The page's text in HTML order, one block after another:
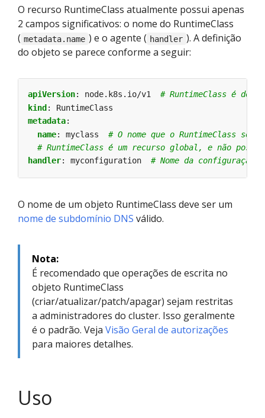
O recurso RuntimeClass atualmente possui apenas
2 campos significativos: o nome do RuntimeClass
( metadata.name ) e o agente ( handler ). A definição
do objeto se parece conforme a seguir:
apiVersion: node.k8s.io/v1
# RuntimeClass é
kind :
RuntimeClass
metadata:
name: myclass
# O nome que o RuntimeClass será
# RuntimeClass é um recurso global, e não possui
handler: myconfiguration # Nome da configuração
O nome de um objeto RuntimeClass deve ser um
nome de subdomínio DNS válido.
Nota:
É recomendado que operações de escrita no
objeto RuntimeClass
(criar/atualizar/patch/apagar) sejam restritas
a administradores do cluster. Isso geralmente
é o padrão. Veja Visão Geral de autorizações
para maiores detalhes.
Uso